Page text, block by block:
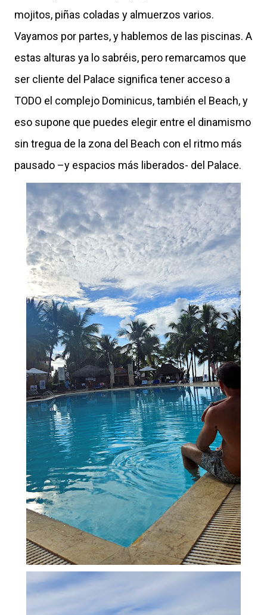
mojitos, piñas coladas y almuerzos varios.
Vayamos por partes, y hablemos de las piscinas. A
estas alturas ya lo sabréis, pero remarcamos que
ser cliente del Palace significa tener acceso a
TODO el complejo Dominicus, también el Beach, y
eso supone que puedes elegir entre el dinamismo
sin tregua de la zona del Beach con el ritmo más
pausado –y espacios más liberados- del Palace.